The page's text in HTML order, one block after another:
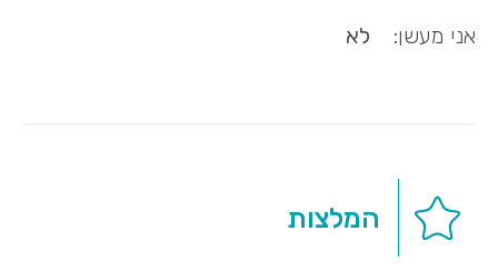
אני מעשן:
לא
המלצות